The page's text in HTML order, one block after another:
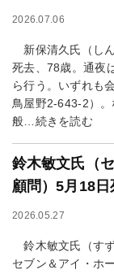
2026.07.06
新保清久氏（し
死去、78歳。通夜
ら行う。いずれも
鳥屋野2-643-2）
般…続きを読む
鈴木敏文氏（
顧問）5月18日
2026.05.27
鈴木敏文氏（す
セブン＆アイ・ホ